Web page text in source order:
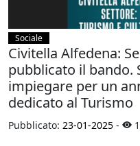
Sociale
Civitella Alfedena:
pubblicato il bando.
impiegare per un
dedicato al Turismo
Pubblicato: 23-01-2025 -